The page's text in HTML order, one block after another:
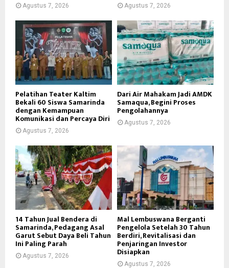
Agustus 7, 2026 Agustus 7, 2026
Pelatihan Teater Kaltim
Bekali 60 Siswa Samarinda
dengan Kemampuan
Komunikasi dan Percaya Diri
Agustus 7, 2026
Dari Air Mahakam Jadi AMDK
Samaqua, Begini Proses
Pengolahannya
Agustus 7, 2026
14 Tahun Jual Bendera di
Samarinda, Pedagang Asal
Garut Sebut Daya Beli Tahun
Ini Paling Parah
Agustus 7, 2026
Mal Lembuswana Berganti
Pengelola Setelah 30 Tahun
Berdiri, Revitalisasi dan
Penjaringan Investor
Disiapkan
Agustus 7, 2026